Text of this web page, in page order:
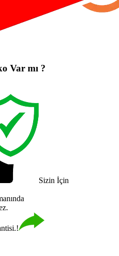
Var mı ?
Sizin İçin